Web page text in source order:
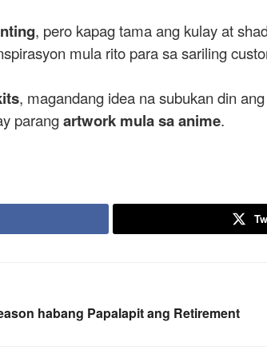
, pero kapag tama ang kulay at
mula rito para sa sariling
, magandang idea na subukan din
parangartwork mula sa anime.
habang Papalapit ang Retirement